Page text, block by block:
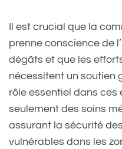
Il est crucial que la
prenne conscience de
dégâts et que les
nécessitent un soutien
rôle essentiel dans ces
seulement des soins
assurant la sécurité
vulnérables dans les